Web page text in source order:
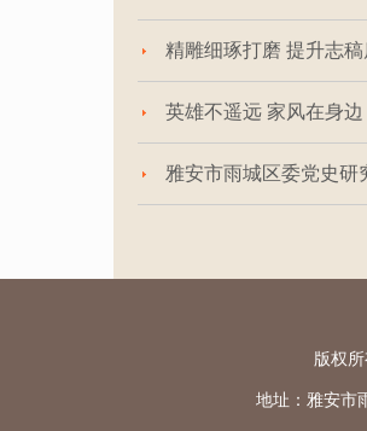
精雕细琢打磨 提升志
英雄不遥远 家风在身
雅安市雨城区委党史
版权
地址：雅安市